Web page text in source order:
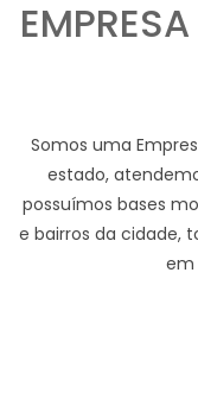
Somos uma
estado,
possuímos bases
e bairros da cidade,
em